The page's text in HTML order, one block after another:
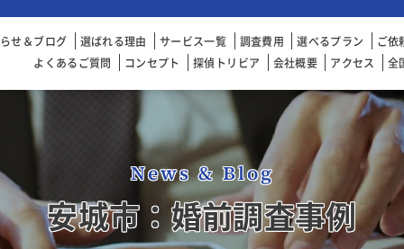
せ＆ブログ 選ばれる理由 サービス一覧 調査費用 選べるプラン
ご依
よくあるご質問
コンセプト 探偵トリビア 会社概要 アクセス 全
News & Blog
安城市：婚前調査事例